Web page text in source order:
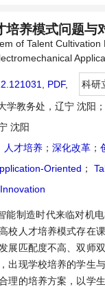
培养模式问题与
of Talent Cultivation
PDF,
科研
学教务处，辽宁 沈阳；
沈阳
人才培养 ； 深化改革 ；
Oriented ；
Innovation
能制造时代来临对机
校人才培养模式存在
展匹配度不高、双师
出现学校培养的学生
理的培养方案，以学